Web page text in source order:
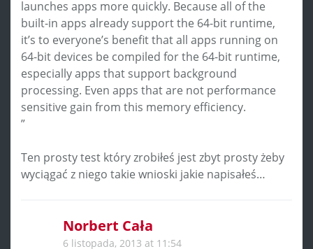
launches apps more quickly. Because all of the
built-in apps already support the 64-bit runtime,
it’s to everyone’s benefit that all apps running on
64-bit devices be compiled for the 64-bit runtime,
especially apps that support background
processing. Even apps that are not performance
sensitive gain from this memory efficiency.
”
Ten prosty test który zrobiłeś jest zbyt prosty żeby
wyciągać z niego takie wnioski jakie napisałeś…
Norbert Cała
6 listopada, 2013 at 11:54